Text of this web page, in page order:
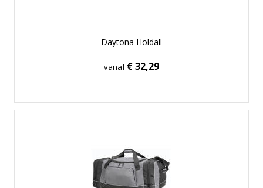
Daytona Holdall
vanaf€ 32,29